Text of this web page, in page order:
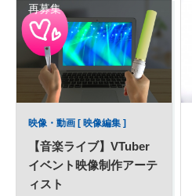
映像・動画 [ 映像編集 ]
【音楽ライブ】VTuber
イベント映像制作アーテ
ィスト
再募集